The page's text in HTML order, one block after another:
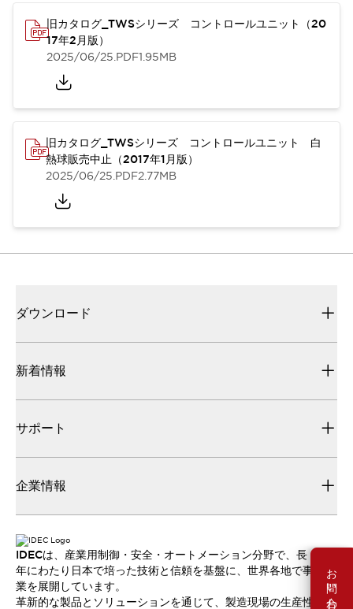
お問い合わせ
旧カタログ_TWSシリーズ コントロールユニット（20
17年2月版）
2025/06/25.PDF1.95MB
旧カタログ_TWSシリーズ コントロールユニット 白
熱球販売中止（2017年1月版）
2025/06/25.PDF2.77MB
ダウンロード
新着情報
サポート
企業情報
IDECは、産業用制御・安全・オートメーション分野で、長
年にわたり日本で培った技術と信頼を基盤に、世界各地で事
業を展開しています。
革新的な製品とソリューションを通じて、製造現場の生産性